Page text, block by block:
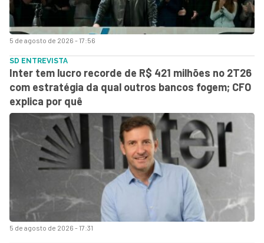
5 de agosto de 2026 - 17:56
5 de agosto de 2026 - 17:31
SD ENTREVISTA
Inter tem lucro recorde de R$ 421 milhões no 2T26
com estratégia da qual outros bancos fogem; CFO
explica por quê